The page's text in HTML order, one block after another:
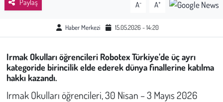
Paylaş A- A+
Haber Merkezi 15.05.2026 - 14:20
Irmak Okulları öğrencileri Robotex Türkiye’de üç ayrı
kategoride birincilik elde ederek dünya finallerine katılma
hakkı kazandı.
Irmak Okulları öğrencileri, 30 Nisan – 3 Mayıs 2026
Emek
Spor